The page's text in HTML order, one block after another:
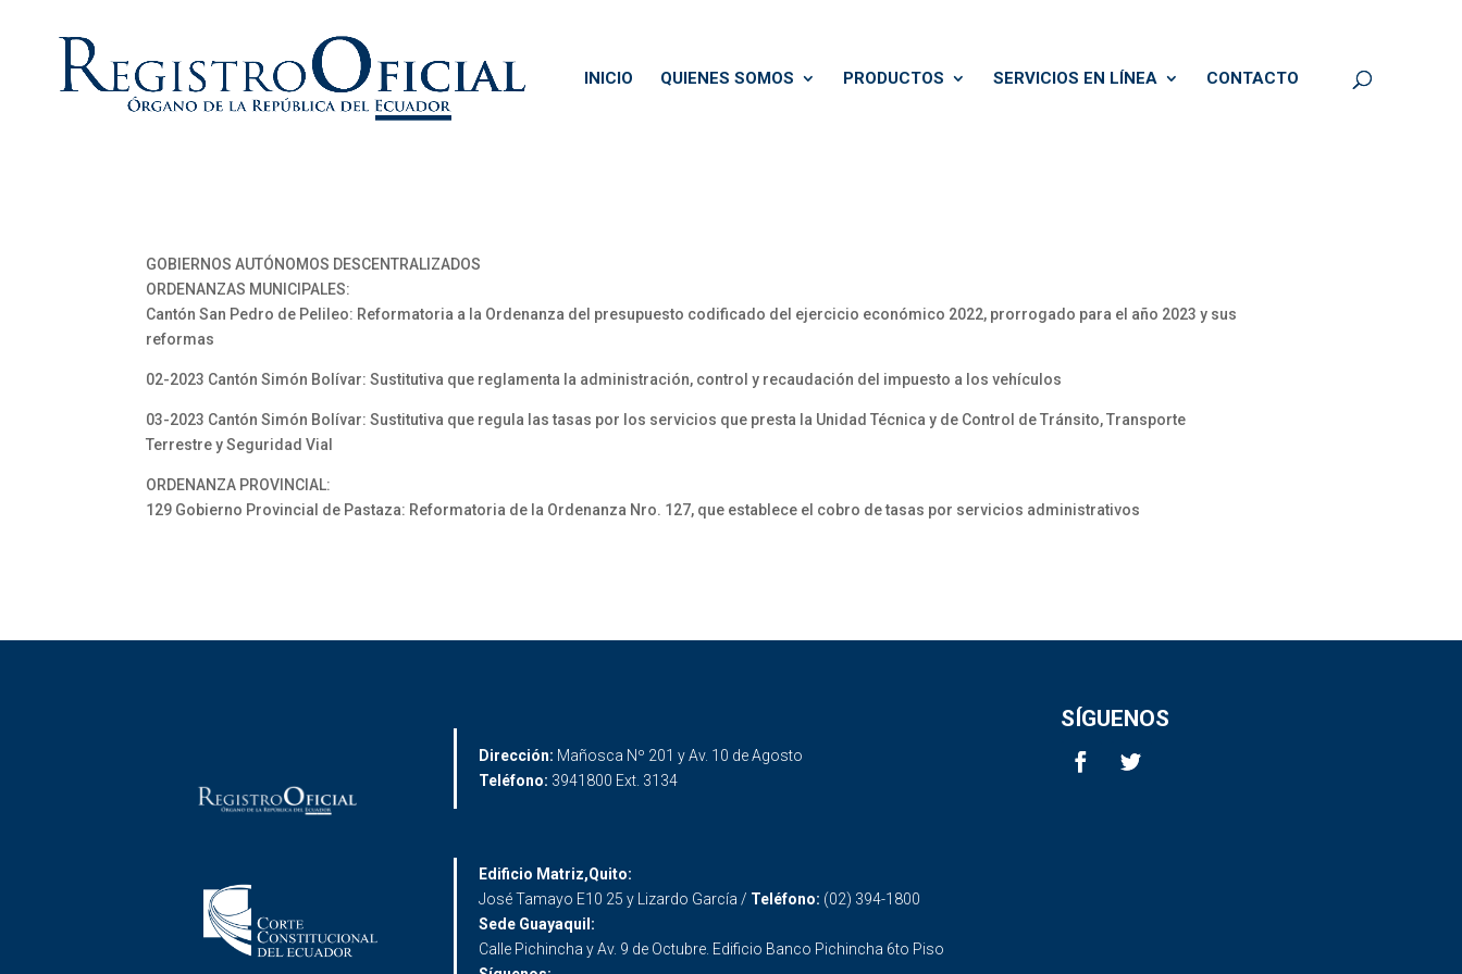
INICIO QUIENES SOMOS PRODUCTOS SERVICIOS EN LÍNEA CONTACTO
GOBIERNOS AUTÓNOMOS DESCENTRALIZADOS
ORDENANZAS MUNICIPALES:
Cantón San Pedro de Pelileo: Reformatoria a la Ordenanza del presupuesto codificado del ejercicio económico 2022, prorrogado para el año 2023 y sus
reformas
02-2023 Cantón Simón Bolívar: Sustitutiva que reglamenta la administración, control y recaudación del impuesto a los vehículos
03-2023 Cantón Simón Bolívar: Sustitutiva que regula las tasas por los servicios que presta la Unidad Técnica y de Control de Tránsito, Transporte
Terrestre y Seguridad Vial
ORDENANZA PROVINCIAL:
129 Gobierno Provincial de Pastaza: Reformatoria de la Ordenanza Nro. 127, que establece el cobro de tasas por servicios administrativos
Dirección: Mañosca Nº 201 y Av. 10 de Agosto
Teléfono: 3941800 Ext. 3134
SÍGUENOS
Edificio Matriz,Quito:
José Tamayo E10 25 y Lizardo García / Teléfono: (02) 394-1800
Sede Guayaquil:
Calle Pichincha y Av. 9 de Octubre. Edificio Banco Pichincha 6to Piso